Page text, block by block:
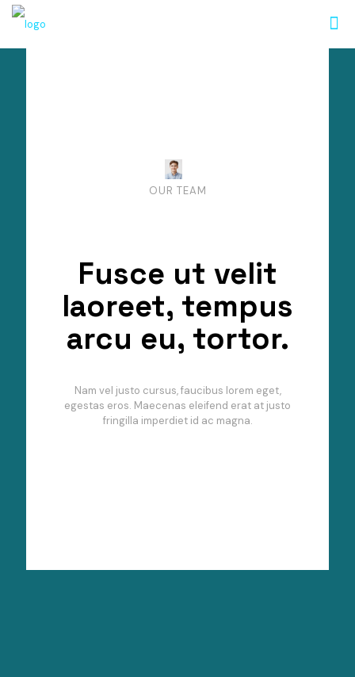
OUR TEAM
Fusce ut velit
laoreet, tempus
arcu eu, tortor.
Nam vel justo cursus, faucibus lorem eget,
egestas eros. Maecenas eleifend erat at justo
fringilla imperdiet id ac magna.